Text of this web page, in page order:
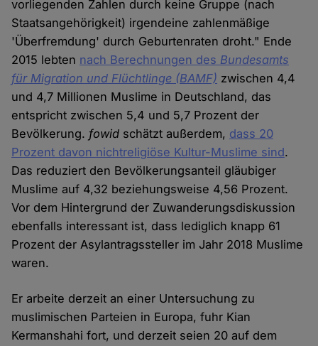
vorliegenden Zahlen durch keine Gruppe (nach
Staatsangehörigkeit) irgendeine zahlenmäßige
'Überfremdung' durch Geburtenraten droht." Ende
2015 lebten nach Berechnungen des Bundesamts
für Migration und Flüchtlinge (BAMF) zwischen 4,4
und 4,7 Millionen Muslime in Deutschland, das
entspricht zwischen 5,4 und 5,7 Prozent der
Bevölkerung. fowid schätzt außerdem, dass 20
Prozent davon nichtreligiöse Kultur-Muslime sind.
Das reduziert den Bevölkerungsanteil gläubiger
Muslime auf 4,32 beziehungsweise 4,56 Prozent.
Vor dem Hintergrund der Zuwanderungsdiskussion
ebenfalls interessant ist, dass lediglich knapp 61
Prozent der Asylantragssteller im Jahr 2018 Muslime
waren.
Er arbeite derzeit an einer Untersuchung zu
muslimischen Parteien in Europa, fuhr Kian
Kermanshahi fort, und derzeit seien 20 auf dem
Cookies